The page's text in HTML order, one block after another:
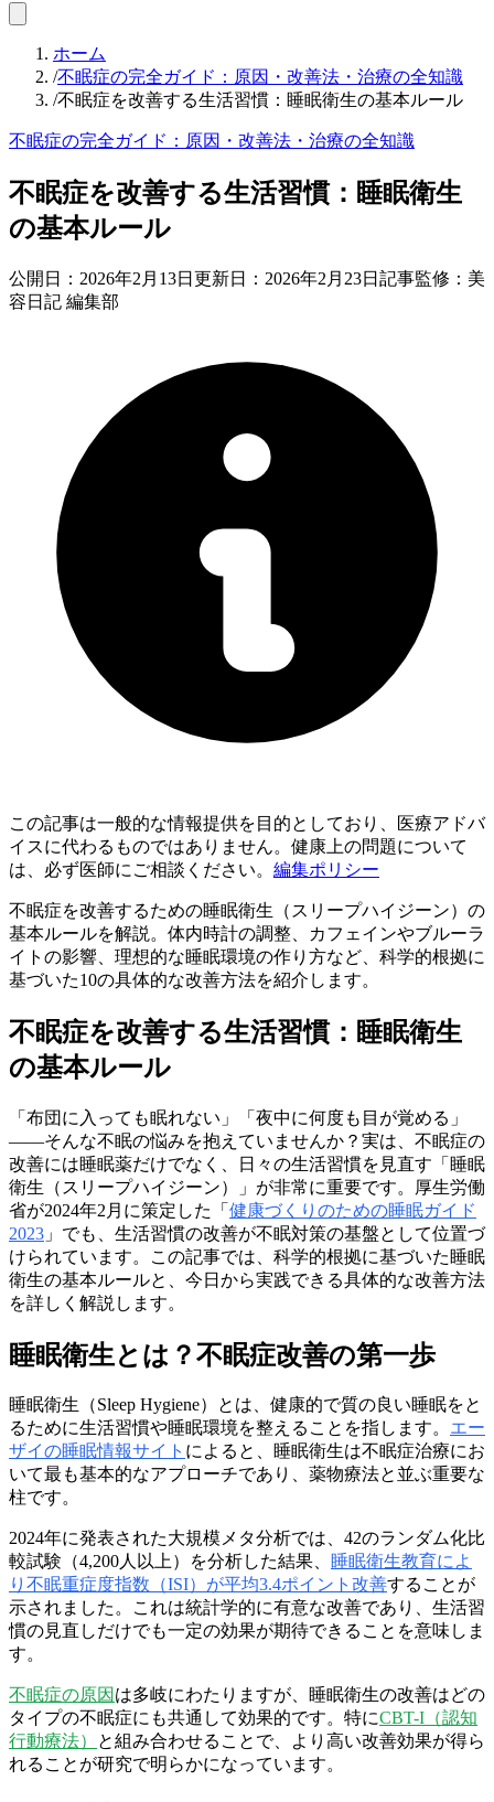
ホーム
/不眠症の完全ガイド：原因・改善法・治療の全知識
/不眠症を改善する生活習慣：睡眠衛生の基本ルール
不眠症の完全ガイド：原因・改善法・治療の全知識
不眠症を改善する生活習慣：睡眠衛生
の基本ルール
公開日： 2026年2月13日 更新日： 2026年2月23日 記事監修：美
容日記 編集部
この記事は一般的な情報提供を目的としており、医療アドバ
イスに代わるものではありません。健康上の問題について
は、必ず医師にご相談ください。 編集ポリシー
不眠症を改善するための睡眠衛生（スリープハイジーン）の
基本ルールを解説。体内時計の調整、カフェインやブルーラ
イトの影響、理想的な睡眠環境の作り方など、科学的根拠に
基づいた10の具体的な改善方法を紹介します。
不眠症を改善する生活習慣：睡眠衛生
の基本ルール
「布団に入っても眠れない」「夜中に何度も目が覚める」
——そんな不眠の悩みを抱えていませんか？実は、不眠症の
改善には睡眠薬だけでなく、日々の生活習慣を見直す「睡眠
衛生（スリープハイジーン）」が非常に重要です。厚生労働
省が2024年2月に策定した「 健康づくりのための睡眠ガイド
2023 」でも、生活習慣の改善が不眠対策の基盤として位置づ
けられています。この記事では、科学的根拠に基づいた睡眠
衛生の基本ルールと、今日から実践できる具体的な改善方法
を詳しく解説します。
睡眠衛生とは？不眠症改善の第一歩
睡眠衛生（Sleep Hygiene）とは、健康的で質の良い睡眠をと
るために生活習慣や睡眠環境を整えることを指します。 エー
ザイの睡眠情報サイト によると、睡眠衛生は不眠症治療にお
いて最も基本的なアプローチであり、薬物療法と並ぶ重要な
柱です。
2024年に発表された大規模メタ分析では、42のランダム化比
較試験（4,200人以上）を分析した結果、
睡眠衛生教育によ
り不眠重症度指数（ISI）が平均3.4ポイント改善することが
示されました。これは統計学的に有意な改善であり、生活習
慣の見直しだけでも一定の効果が期待できることを意味しま
す。
不眠症の原因 は多岐にわたりますが、睡眠衛生の改善はどの
タイプの不眠症にも共通して効果的です。特にCBT-I（認知
行動療法）
と組み合わせることで、より高い改善効果が得ら
れることが研究で明らかになっています。